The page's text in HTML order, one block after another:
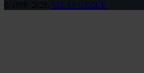
ATLAS GROUP